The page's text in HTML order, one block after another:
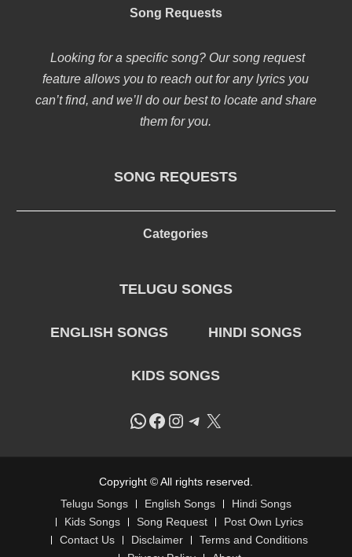
Song Requests
Looking for a specific song? Our song request
feature allows you to reach out for any lyrics you
can’t find, and we’ll do our best to locate and share
them for you.
SONG REQUESTS
Categories
TELUGU SONGS
ENGLISH SONGS HINDI SONGS
KIDS SONGS
WhatsApp
Facebook
Instagram
Telegram
X
Copyright © All rights reserved.
Telugu Songs
English Songs
Hindi Songs
Kids Songs
Song Request
Post Own Lyrics
Contact Us
Disclaimer
Terms and Conditions